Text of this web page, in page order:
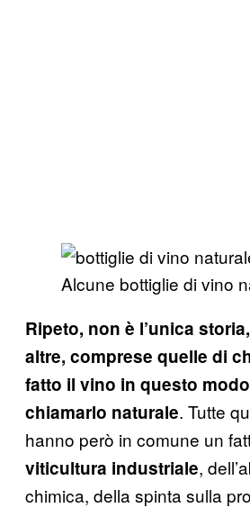
Alcune bottiglie di vino
Ripeto, non è l’unica
altre, comprese quelle di
fatto il vino in questo
chiamarlo naturale. Tutte
hanno però in comune un
viticultura industriale,
chimica, della spinta sulla